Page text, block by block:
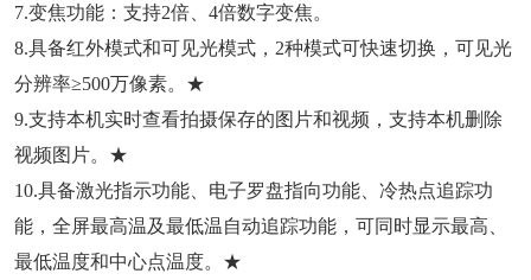
7.变焦功能：支持2倍、4倍数字变焦。
8.具备红外模式和可见光模式，2种模式可快速切换，可见光
分辨率≥500万像素。★
9.支持本机实时查看拍摄保存的图片和视频，支持本机删除
视频图片。★
10.具备激光指示功能、电子罗盘指向功能、冷热点追踪功
能，全屏最高温及最低温自动追踪功能，可同时显示最高、
最低温度和中心点温度。★